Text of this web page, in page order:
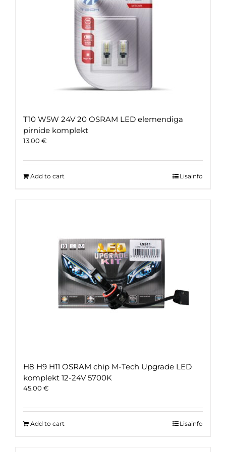
T10 W5W 24V 20 OSRAM LED elemendiga
pirnide komplekt
13.00 €
Add to cart Lisainfo
H8 H9 H11 OSRAM chip M-Tech Upgrade LED
komplekt 12-24V 5700K
45.00 €
Add to cart Lisainfo